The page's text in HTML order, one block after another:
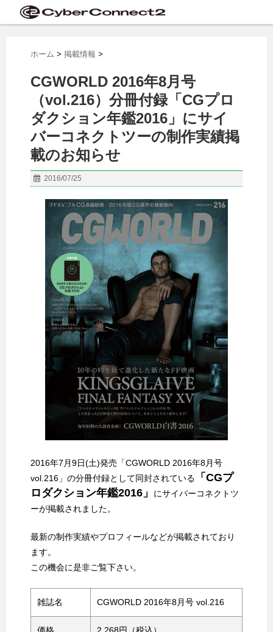
ホーム > 掲載情報 >
CGWORLD 2016年8月号
（vol.216）分冊付録「CGプロ
ダクション年鑑2016」にサイ
バーコネクトツーの制作実績掲
載のお知らせ
2016/07/25
2016年7月9日(土)発売「CGWORLD 2016年8月号
vol.216」の分冊付録として同封されている
「CGプ
ロダクション年鑑2016」
にサイバーコネクトツ
ーが掲載されました。
最新の制作実績やプロフィールなどが掲載されており
ます。
この機会に是非ご覧下さい。
雑誌名 CGWORLD 2016年8月号 vol.216
価格 2,268円（税込）